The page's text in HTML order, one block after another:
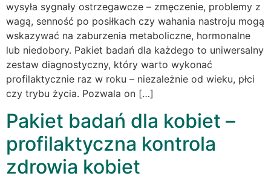
wysyła sygnały ostrzegawcze – zmęczenie, problemy z
wagą, senność po posiłkach czy wahania nastroju mogą
wskazywać na zaburzenia metaboliczne, hormonalne
lub niedobory. Pakiet badań dla każdego to uniwersalny
zestaw diagnostyczny, który warto wykonać
profilaktycznie raz w roku – niezależnie od wieku, płci
czy trybu życia. Pozwala on […]
Pakiet badań dla kobiet –
profilaktyczna kontrola
zdrowia kobiet